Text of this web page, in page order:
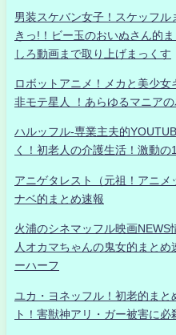
男装スケバン女子！スケッフル
きっ!！ビー玉のおいぬさん的
しろ動画まで取り上げまっくす
ロボットアニメ！メカと美少女
非モテ星人 ！あらゆるマニア
ハルッフル-専業主夫的
く！初老人の介護生活！激動の
アニゲタレスト（元祖！アニ
ナベ的まとめ速報
火浦のシネマッフル映画
人オカマちゃんの鬼女的まと
ーハーフ
ユカ・ヨネッフル！初老的ま
ト！害獣神アリ・ガー被害に